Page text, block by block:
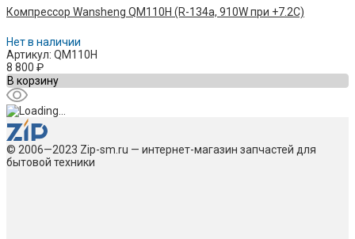
Компрессор Wansheng QM110H (R-134а, 910W при +7.2C)
Нет в наличии
Артикул: QM110H
8 800 ₽
В корзину
© 2006—2023 Zip-sm.ru — интернет-магазин запчастей для
бытовой техники